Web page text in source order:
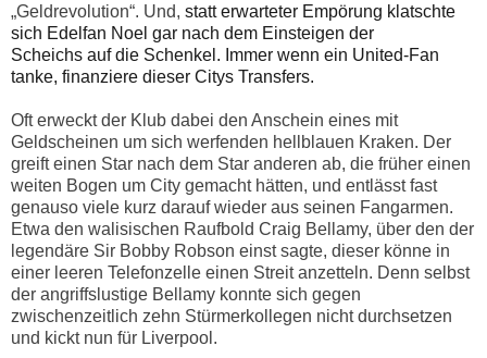
„Geldrevolution“. Und, statt erwarteter Empörung klatschte
sich Edelfan Noel gar nach dem Einsteigen der
Scheichs auf die Schenkel. Immer wenn ein United-Fan
tanke, finanziere dieser Citys Transfers.
Oft erweckt der Klub dabei den Anschein eines mit
Geldscheinen um sich werfenden hellblauen Kraken. Der
greift einen Star nach dem Star anderen ab, die früher einen
weiten Bogen um City gemacht hätten, und entlässt fast
genauso viele kurz darauf wieder aus seinen Fangarmen.
Etwa den walisischen Raufbold Craig Bellamy, über den der
legendäre Sir Bobby Robson einst sagte, dieser könne in
einer leeren Telefonzelle einen Streit anzetteln. Denn selbst
der angriffslustige Bellamy konnte sich gegen
zwischenzeitlich zehn Stürmerkollegen nicht durchsetzen
und kickt nun für Liverpool.